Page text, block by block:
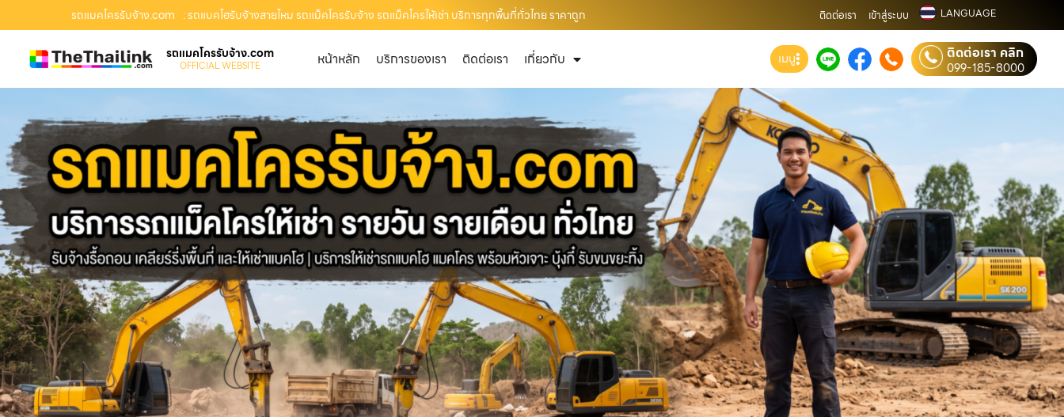
รถแมคโครรับจ้าง.com : รถแบคโฮรับจ้างสายไหม รถแม็คโครรับจ้าง รถแม็คโครให้เช่า บริการทุกพื้นที่ทั่วไทย ราคาถูก ติดต่อเรา เข้าสู่ระบบ LANGUAGE
รถแมคโครรับจ้าง.com
OFFICIAL WEBSITE หน้าหลัก บริการของเรา ติดต่อเรา เกี่ยวกับ เมนู ติดต่อเรา คลิก
099-185-8000